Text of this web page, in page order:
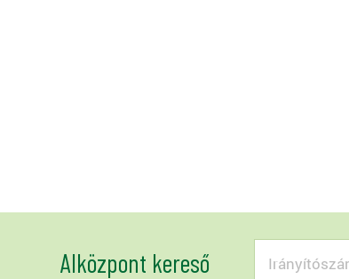
Alközpont kereső